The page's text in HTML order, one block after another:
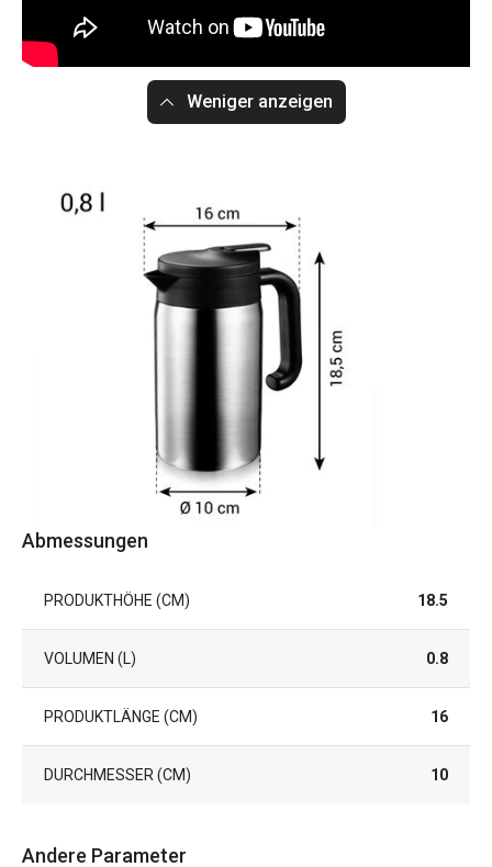
Weniger anzeigen
Abmessungen
PRODUKTHÖHE (CM) 18.5
VOLUMEN (L) 0.8
PRODUKTLÄNGE (CM) 16
DURCHMESSER (CM) 10
Andere Parameter